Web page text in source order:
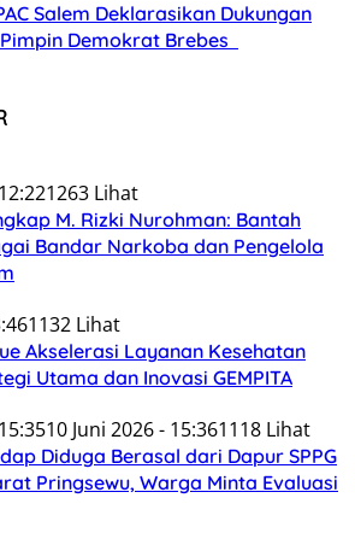
Salem Deklarasikan Dukungan
Demokrat Brebes
1263 Lihat
M. Rizki Nurohman: Bantah
Bandar Narkoba dan Pengelola
1132 Lihat
Akselerasi Layanan Kesehatan
Utama dan Inovasi GEMPITA
10 Juni 2026 - 15:361118 Lihat
Diduga Berasal dari Dapur SPPG
Pringsewu, Warga Minta Evaluasi